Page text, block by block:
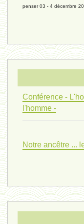
penser 01 - 9 février
univers 09 V4 - 26
penser 03 - 4 décembre
Conférence -
l'homme -
Notre ancêtre ...